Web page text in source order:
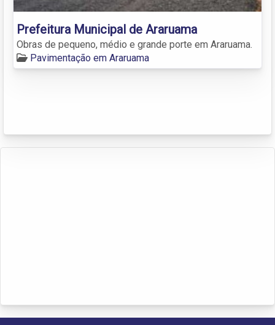
Prefeitura Municipal de Araruama
Obras de pequeno, médio e grande porte em Araruama.
Pavimentação em Araruama